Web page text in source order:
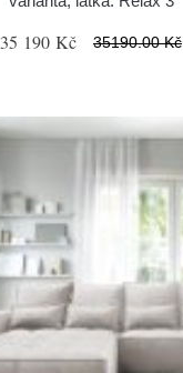
35 190 Kč 35190.00 Kč